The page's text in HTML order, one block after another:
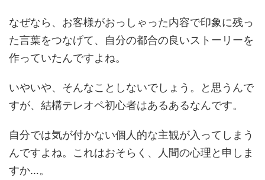
なぜなら、お客様がおっしゃった内容で印象に残っ
た言葉をつなげて、自分の都合の良いストーリーを
作っていたんですよね。
いやいや、そんなことしないでしょう。と思うんで
すが、結構テレオペ初心者はあるあるなんです。
自分では気が付かない個人的な主観が入ってしまう
んですよね。これはおそらく、人間の心理と申しま
すか…。